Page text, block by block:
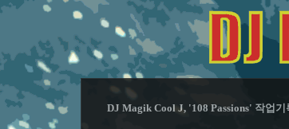
DJ Magik Cool J, '108 Passions' 작업기